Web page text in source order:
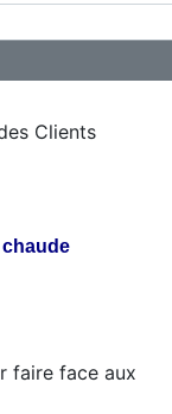
Clients
faire face aux